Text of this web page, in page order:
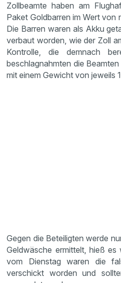
Zollbeamte haben am
Paket Goldbarren im Wert
Die Barren waren als Akku
verbaut worden, wie der Zoll
Kontrolle, die demnach
beschlagnahmten die
mit einem Gewicht von jeweils
Gegen die Beteiligten werde
Geldwäsche ermittelt, hieß
vom Dienstag waren die
verschickt worden und